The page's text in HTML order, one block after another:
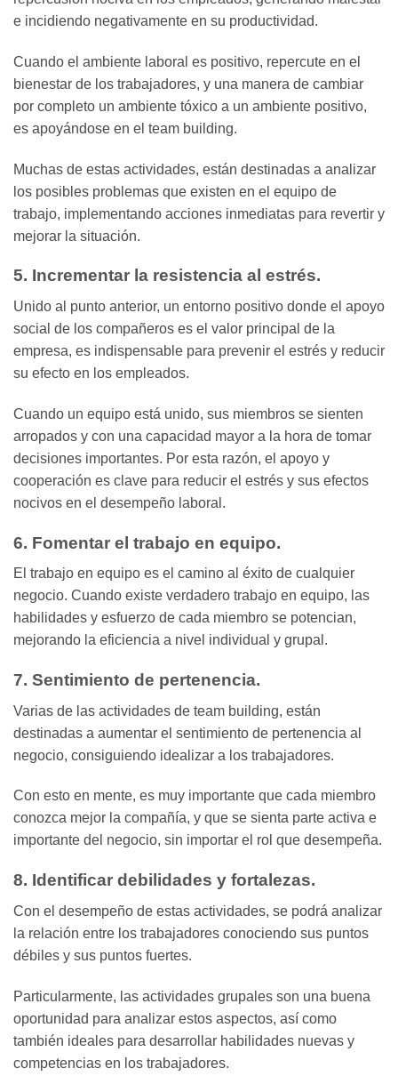
e incidiendo negativamente en su productividad.
Cuando el ambiente laboral es positivo, repercute en el
bienestar de los trabajadores, y una manera de cambiar
por completo un ambiente tóxico a un ambiente positivo,
es apoyándose en el team building.
Muchas de estas actividades, están destinadas a analizar
los posibles problemas que existen en el equipo de
trabajo, implementando acciones inmediatas para revertir y
mejorar la situación.
5. Incrementar la resistencia al estrés.
Unido al punto anterior, un entorno positivo donde el apoyo
social de los compañeros es el valor principal de la
empresa, es indispensable para prevenir el estrés y reducir
su efecto en los empleados.
Cuando un equipo está unido, sus miembros se sienten
arropados y con una capacidad mayor a la hora de tomar
decisiones importantes. Por esta razón, el apoyo y
cooperación es clave para reducir el estrés y sus efectos
nocivos en el desempeño laboral.
6. Fomentar el trabajo en equipo.
El trabajo en equipo es el camino al éxito de cualquier
negocio. Cuando existe verdadero trabajo en equipo, las
habilidades y esfuerzo de cada miembro se potencian,
mejorando la eficiencia a nivel individual y grupal.
7. Sentimiento de pertenencia.
Varias de las actividades de team building, están
destinadas a aumentar el sentimiento de pertenencia al
negocio, consiguiendo idealizar a los trabajadores.
Con esto en mente, es muy importante que cada miembro
conozca mejor la compañía, y que se sienta parte activa e
importante del negocio, sin importar el rol que desempeña.
8. Identificar debilidades y fortalezas.
Con el desempeño de estas actividades, se podrá analizar
la relación entre los trabajadores conociendo sus puntos
débiles y sus puntos fuertes.
Particularmente, las actividades grupales son una buena
oportunidad para analizar estos aspectos, así como
también ideales para desarrollar habilidades nuevas y
competencias en los trabajadores.